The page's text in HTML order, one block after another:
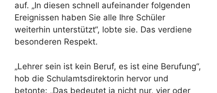
auf. „In diesen schnell aufeinander folgenden
Ereignissen haben Sie alle Ihre Schüler
weiterhin unterstützt“, lobte sie. Das verdiene
besonderen Respekt.
„Lehrer sein ist kein Beruf, es ist eine Berufung“,
hob die Schulamtsdirektorin hervor und
betonte: „Das bedeutet ja nicht nur, vier oder